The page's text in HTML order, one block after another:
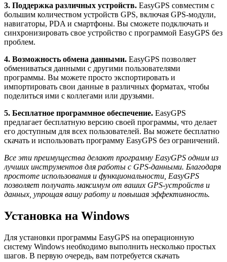
3. Поддержка различных устройств. EasyGPS совместим с
большим количеством устройств GPS, включая GPS-модули,
навигаторы, PDA и смартфоны. Вы сможете подключать и
синхронизировать свое устройство с программой EasyGPS без
проблем.
4. Возможность обмена данными. EasyGPS позволяет
обмениваться данными с другими пользователями
программы. Вы можете просто экспортировать и
импортировать свои данные в различных форматах, чтобы
поделиться ими с коллегами или друзьями.
5. Бесплатное программное обеспечение. EasyGPS
предлагает бесплатную версию своей программы, что делает
его доступным для всех пользователей. Вы можете бесплатно
скачать и использовать программу EasyGPS без ограничений.
Все эти преимущества делают программу EasyGPS одним из
лучших инструментов для работы с GPS-данными. Благодаря
простоте использования и функциональности, EasyGPS
позволяет получать максимум от ваших GPS-устройств и
данных, упрощая вашу работу и повышая эффективность.
Установка на Windows
Для установки программы EasyGPS на операционную
систему Windows необходимо выполнить несколько простых
шагов. В первую очередь, вам потребуется скачать